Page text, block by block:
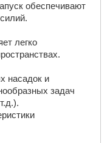
обеспечивают
легко
насадок и
задач